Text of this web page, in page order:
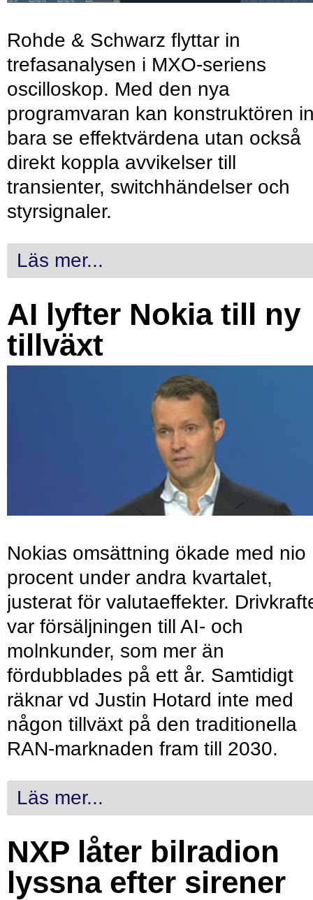
Rohde & Schwarz flyttar in
trefasanalysen i MXO-seriens
oscilloskop. Med den nya
programvaran kan konstruktören
bara se effektvärdena utan också
direkt koppla avvikelser till
transienter, switchhändelser och
styrsignaler.
Läs mer...
AI lyfter Nokia till ny
tillväxt
Nokias omsättning ökade med nio
procent under andra kvartalet,
justerat för valutaeffekter.
var försäljningen till AI- och
molnkunder, som mer än
fördubblades på ett år. Samtidigt
räknar vd Justin Hotard inte med
någon tillväxt på den traditionella
RAN-marknaden fram till 2030.
Läs mer...
NXP låter bilradion
lyssna efter sirener